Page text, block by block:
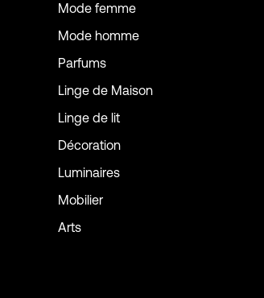
Mode femme
Mode homme
Parfums
Linge de Maison
Linge de lit
Décoration
Luminaires
Mobilier
Arts